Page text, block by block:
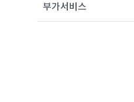
부가서비스